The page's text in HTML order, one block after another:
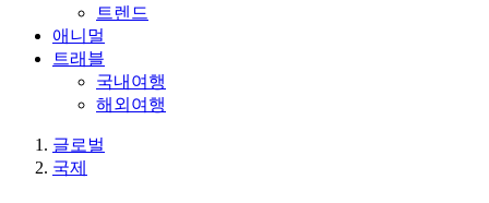
트렌드
애니멀
트래블
국내여행
해외여행
글로벌
국제